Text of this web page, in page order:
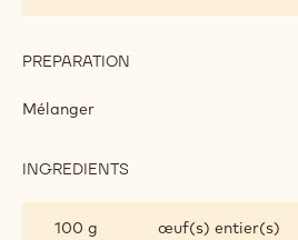
PREPARATION
Mélanger
INGREDIENTS
100 g
œuf(s) entier(s)